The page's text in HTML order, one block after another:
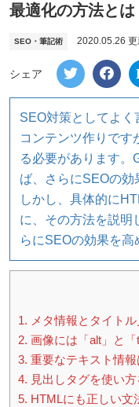
最適化の方法とは
SEO・筆記術 2020.05.26 更
シェア
SEO対策としてよく
コンテンツ作りです
る必要があります。
ば、さらにSEOの効
しかし、具体的に
に、その方法を説明
らにSEOの効果を高
1. メタ情報とタイト
2. 画像には「alt」と
3. 重要なテキスト情
4. 見出しタグを使い
5. HTMLにも正しい文